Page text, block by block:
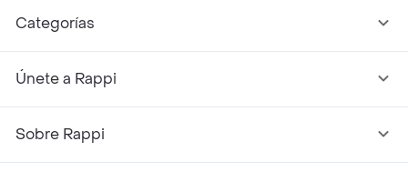
Categorías
Únete a Rappi
Sobre Rappi